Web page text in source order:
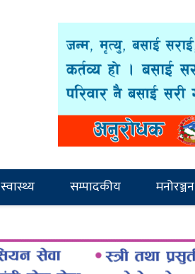
स्वास्थ्य सम्पादकीय मनोरञ्जन